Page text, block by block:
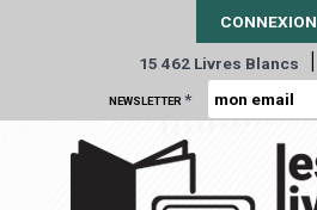
CONNEXION
15 462 Livres Blancs |
NEWSLETTER *